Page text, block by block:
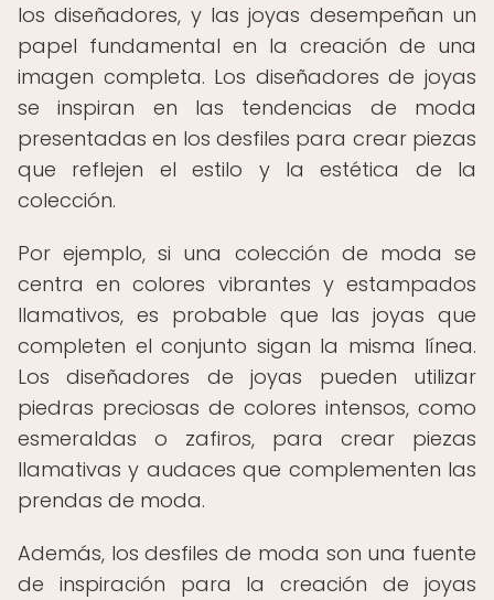
los diseñadores, y las joyas desempeñan un
papel fundamental en la creación de una
imagen completa. Los diseñadores de joyas
se inspiran en las tendencias de moda
presentadas en los desfiles para crear piezas
que reflejen el estilo y la estética de la
colección.
Por ejemplo, si una colección de moda se
centra en colores vibrantes y estampados
llamativos, es probable que las joyas que
completen el conjunto sigan la misma línea.
Los diseñadores de joyas pueden utilizar
piedras preciosas de colores intensos, como
esmeraldas o zafiros, para crear piezas
llamativas y audaces que complementen las
prendas de moda.
Además, los desfiles de moda son una fuente
de inspiración para la creación de joyas